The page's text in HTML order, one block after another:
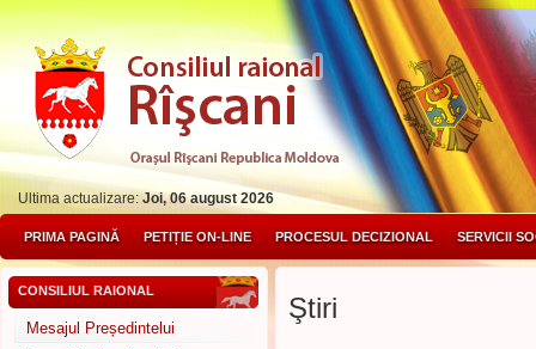
Ultima actualizare:Joi, 06 august 2026
PRIMA PAGINĂ PETIȚIE ON-LINE PROCESUL DECIZIONAL SERVICII
CONSILIUL RAIONAL
Mesajul Președintelui
Ştiri